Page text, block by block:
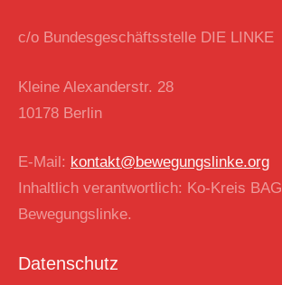
c/o Bundesgeschäftsstelle DIE LINKE
Kleine Alexanderstr. 28
10178 Berlin
E-Mail: kontakt@bewegungslinke.org
Inhaltlich verantwortlich: Ko-Kreis BAG
Bewegungslinke.
Datenschutz